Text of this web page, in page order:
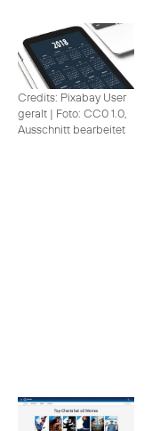
Credits: Pixabay User
geralt | Foto: CC0 1.0,
Ausschnitt bearbeitet